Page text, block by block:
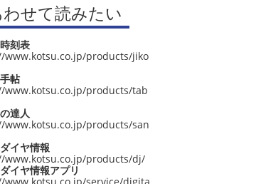
せて読みたい
刻表
www.kotsu.co.jp/products/jiko
帖
www.kotsu.co.jp/products/tab
達人
www.kotsu.co.jp/products/san
イヤ情報
www.kotsu.co.jp/products/dj/
イヤ情報アプリ